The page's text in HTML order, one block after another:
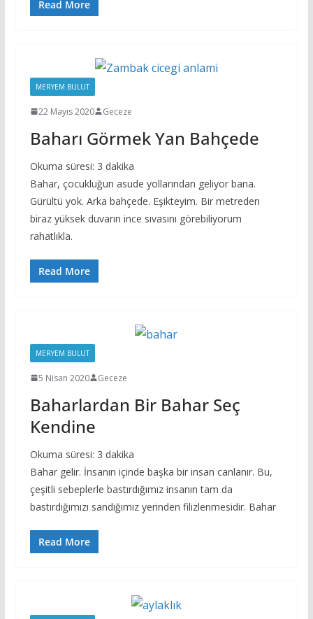
Read More
MERYEM BULUT
22 Mayıs 2020 Geceze
Baharı Görmek Yan Bahçede
Okuma süresi: 3 dakika
Bahar, çocukluğun asude yollarından geliyor bana.
Gürültü yok. Arka bahçede. Eşikteyim. Bir metreden
biraz yüksek duvarın ince sıvasını görebiliyorum
rahatlıkla.
Read More
MERYEM BULUT
5 Nisan 2020 Geceze
Baharlardan Bir Bahar Seç
Kendine
Okuma süresi: 3 dakika
Bahar gelir. İnsanın içinde başka bir insan canlanır. Bu,
çeşitli sebeplerle bastırdığımız insanın tam da
bastırdığımızı sandığımız yerinden filizlenmesidir. Bahar
Read More